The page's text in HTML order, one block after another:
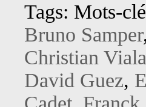
Tags: Mots-
Bruno Samper
Christian
David Guez,